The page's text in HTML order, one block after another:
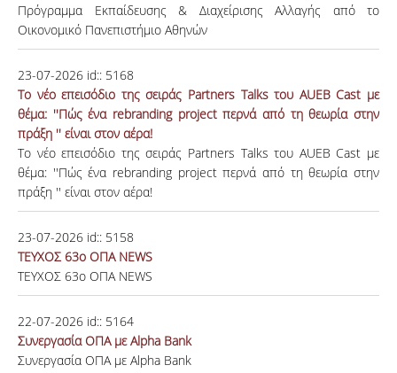
Πρόγραμμα Εκπαίδευσης & Διαχείρισης Αλλαγής από το
Οικονομικό Πανεπιστήμιο Αθηνών
23-07-2026 id:: 5168
Το νέο επεισόδιο της σειράς Partners Talks του AUEB Cast με
θέμα: ''Πώς ένα rebranding project περνά από τη θεωρία στην
πράξη '' είναι στον αέρα!
Το νέο επεισόδιο της σειράς Partners Talks του AUEB Cast με
θέμα: ''Πώς ένα rebranding project περνά από τη θεωρία στην
πράξη '' είναι στον αέρα!
23-07-2026 id:: 5158
ΤΕΥΧΟΣ 63ο ΟΠΑ NEWS
ΤΕΥΧΟΣ 63ο ΟΠΑ NEWS
22-07-2026 id:: 5164
Συνεργασία ΟΠΑ με Alpha Bank
Συνεργασία ΟΠΑ με Alpha Bank